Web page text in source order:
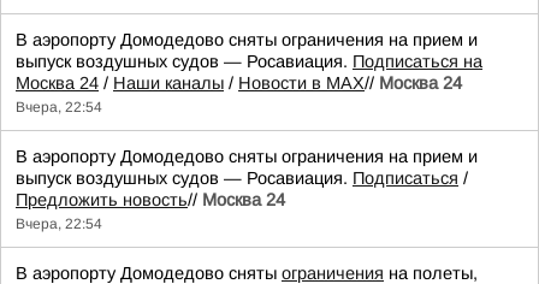
В аэропорту Домодедово сняты ограничения на прием и
выпуск воздушных судов — Росавиация. Подписаться на
Москва 24 / Наши каналы / Новости в MAX// Москва 24
Вчера, 22:54
В аэропорту Домодедово сняты ограничения на прием и
выпуск воздушных судов — Росавиация. Подписаться /
Предложить новость// Москва 24
Вчера, 22:54
В аэропорту Домодедово сняты ограничения на полеты,